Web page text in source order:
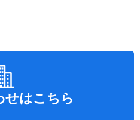
せはこちら